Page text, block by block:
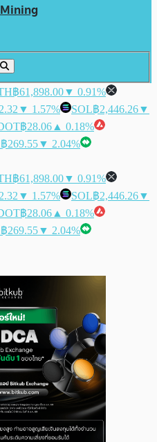
฿61,898.00▼ 0.91%
▼ 1.57% SOL฿2,446.26▼
฿28.06 ▲ 0.18%
฿269.55▼ 2.04%
฿61,898.00▼ 0.91%
▼ 1.57% SOL฿2,446.26▼
฿28.06 ▲ 0.18%
฿269.55▼ 2.04%